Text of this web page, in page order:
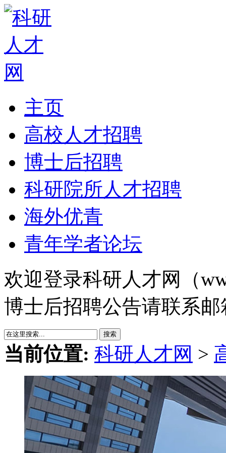
主页
高校人才招聘
博士后招聘
科研院所人才招聘
海外优青
青年学者论坛
欢迎登录科研人才网（
博士后招聘公告请联系邮
搜索
当前位置: 科研人才网 >